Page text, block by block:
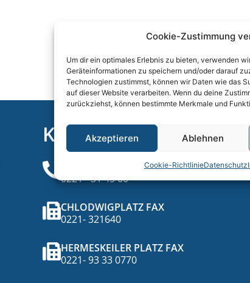
Cookie-Zustimmung
Um dir ein optimales Erlebnis zu bieten, verwenden
Geräteinformationen zu speichern und/oder darauf
Technologien zustimmst, können wir Daten wie das
auf dieser Website verarbeiten. Wenn du deine
zurückziehst, können bestimmte Merkmale und
Akzeptieren Ablehnen
Cookie-RichtlinieDatenschutz
KONTAKT
0221 - 31 45 00
CHLODWIGPLATZ FAX
0221- 321640
HERMESKEILER PLATZ FAX
0221- 93 33 0770